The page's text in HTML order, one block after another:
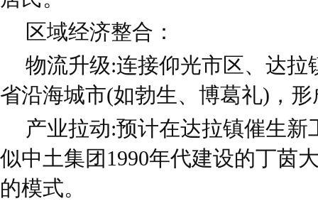
区域经济整合：
物流升级:连接仰光市区、达拉
省沿海城市(如勃生、博葛礼)，
产业拉动:预计在达拉镇催生
似中土集团1990年代建设的丁茵
的模式。